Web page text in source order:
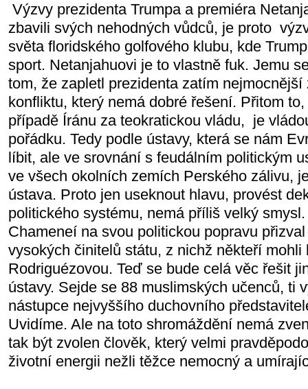
Výzvy prezidenta Trumpa a premiéra
zbavili svých nehodných vůdců, je proto
světa floridského golfového klubu, kde
sport. Netanjahuovi je to vlastně fuk. Jemu
tom, že zapletl prezidenta zatím nejmocnější
konfliktu, který nemá dobré řešení. Přitom
případě Íránu za teokratickou vládu, je
pořádku. Tedy podle ústavy, která se nám
líbit, ale ve srovnání s feudálním politickým
ve všech okolních zemích Perského zálivu,
ústava. Proto jen useknout hlavu, provést
politického systému, nemá příliš velký
Chameneí na svou politickou popravu
vysokých činitelů státu, z nichž někteří
Rodriguézovou. Teď se bude celá věc řešit
ústavy. Sejde se 88 muslimských učenců, ti
nástupce nejvyššího duchovního
Uvidíme. Ale na toto shromáždění nemá
tak být zvolen člověk, který velmi
životní energii nežli těžce nemocný a